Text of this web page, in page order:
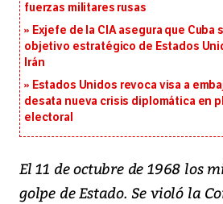
fuerzas militares rusas
Exjefe de la CIA asegura que Cuba
objetivo estratégico de Estados
Irán
Estados Unidos revoca visa a
desata nueva crisis diplomática en
electoral
El 11 de octubre de 1968 los
golpe de Estado. Se violó la